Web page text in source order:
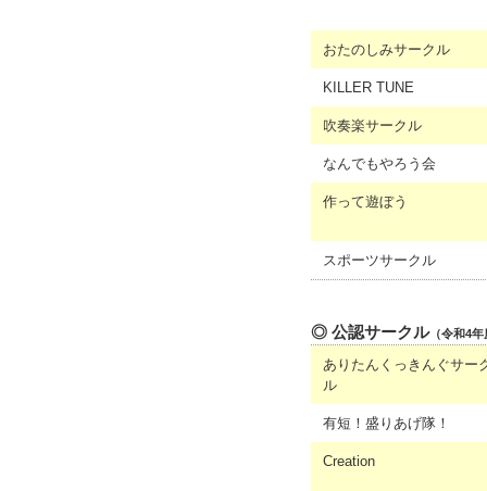
おたのしみサークル
KILLER TUNE
吹奏楽サークル
なんでもやろう会
作って遊ぼう
スポーツサークル
◎ 公認サークル（令和4年
ありたんくっきんぐサー
ル
有短！盛りあげ隊！
Creation